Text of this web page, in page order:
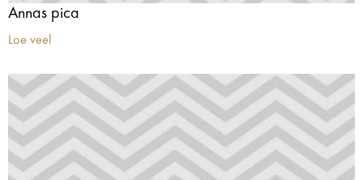
Annas pica
Loe veel